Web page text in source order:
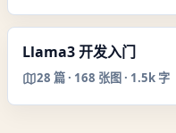
Llama3 开发入门
28 篇 · 168 张图 · 1.5k 字